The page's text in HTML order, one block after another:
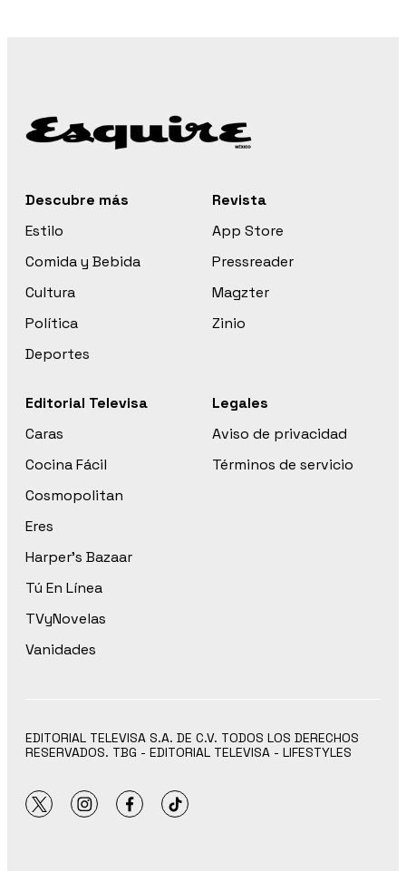
Descubre más
Estilo
Comida y Bebida
Cultura
Política
Deportes
Revista
App Store
Pressreader
Magzter
Zinio
Editorial Televisa
Caras
Cocina Fácil
Cosmopolitan
Eres
Harper’s Bazaar
Tú En Línea
TVyNovelas
Vanidades
Legales
Aviso de privacidad
Términos de servicio
EDITORIAL TELEVISA S.A. DE C.V. TODOS LOS DERECHOS
RESERVADOS. TBG - EDITORIAL TELEVISA - LIFESTYLES
twitterinstagram
facebooktiktok